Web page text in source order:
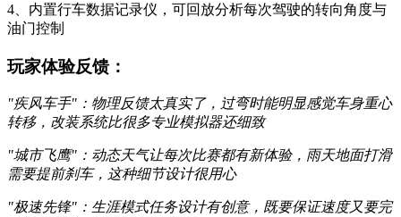
4、内置行车数据记录仪，可回放分析每次驾驶的转向角度与
油门控制
玩家体验反馈：
"疾风车手"：物理反馈太真实了，过弯时能明显感觉车身重心
转移，改装系统比很多专业模拟器还细致
"城市飞鹰"：动态天气让每次比赛都有新体验，雨天地面打滑
需要提前刹车，这种细节设计很用心
"极速先锋"：生涯模式任务设计有创意，既要保证速度又要完